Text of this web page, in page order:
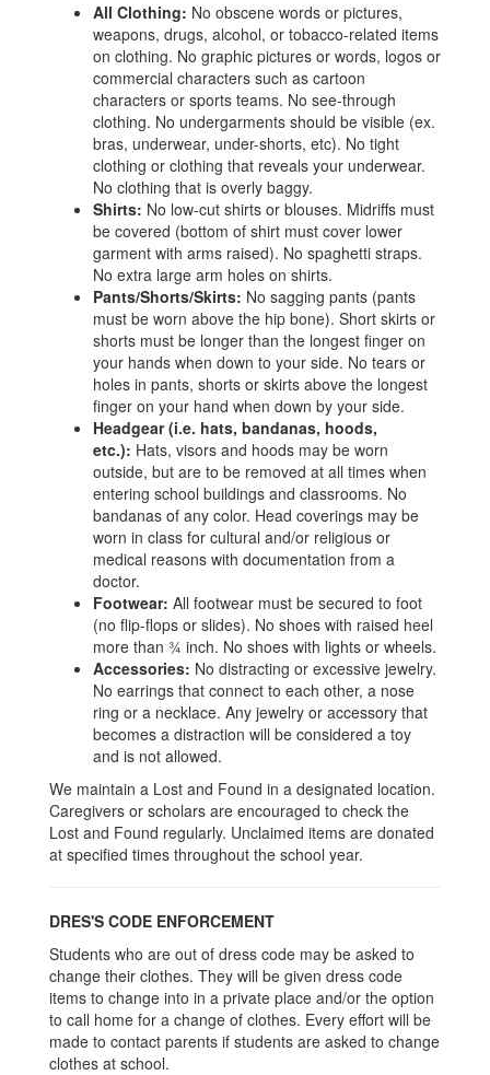
All Clothing: No obscene words or pictures,
weapons, drugs, alcohol, or tobacco-related items
on clothing. No graphic pictures or words, logos or
commercial characters such as cartoon
characters or sports teams. No see-through
clothing. No undergarments should be visible (ex.
bras, underwear, under-shorts, etc). No tight
clothing or clothing that reveals your underwear.
No clothing that is overly baggy.
Shirts: No low-cut shirts or blouses. Midriffs must
be covered (bottom of shirt must cover lower
garment with arms raised). No spaghetti straps.
No extra large arm holes on shirts.
Pants/Shorts/Skirts: No sagging pants (pants
must be worn above the hip bone). Short skirts or
shorts must be longer than the longest finger on
your hands when down to your side. No tears or
holes in pants, shorts or skirts above the longest
finger on your hand when down by your side.
Headgear (i.e. hats, bandanas, hoods,
etc.): Hats, visors and hoods may be worn
outside, but are to be removed at all times when
entering school buildings and classrooms. No
bandanas of any color. Head coverings may be
worn in class for cultural and/or religious or
medical reasons with documentation from a
doctor.
Footwear: All footwear must be secured to foot
(no flip-flops or slides). No shoes with raised heel
more than ¾ inch. No shoes with lights or wheels.
Accessories: No distracting or excessive jewelry.
No earrings that connect to each other, a nose
ring or a necklace. Any jewelry or accessory that
becomes a distraction will be considered a toy
and is not allowed.
We maintain a Lost and Found in a designated location.
Caregivers or scholars are encouraged to check the
Lost and Found regularly. Unclaimed items are donated
at specified times throughout the school year.
DRES'S CODE ENFORCEMENT
Students who are out of dress code may be asked to
change their clothes. They will be given dress code
items to change into in a private place and/or the option
to call home for a change of clothes. Every effort will be
made to contact parents if students are asked to change
clothes at school.